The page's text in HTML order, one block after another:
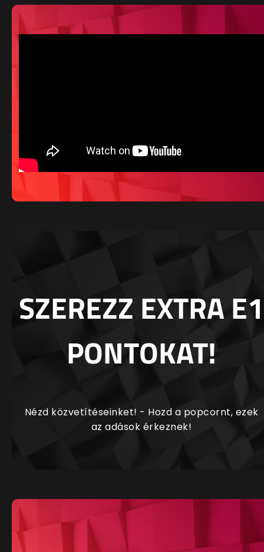
SZEREZZ EXTRA E1
PONTOKAT!
Nézd közvetítéseinket! - Hozd a popcornt, ezek
az adások érkeznek!